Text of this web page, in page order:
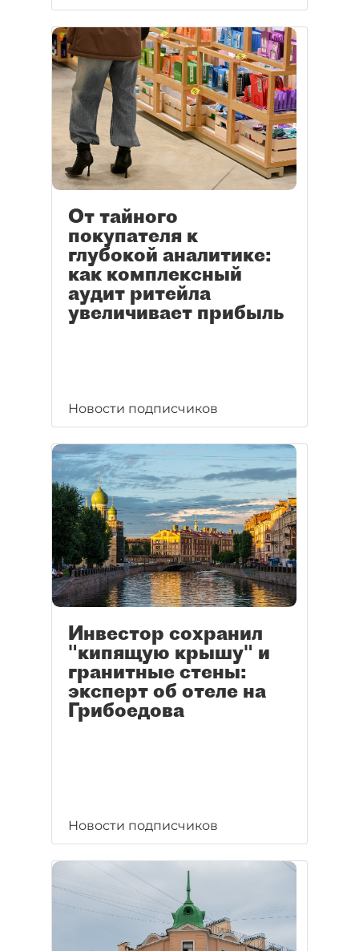
От тайного
покупателя к
глубокой аналитике:
как комплексный
аудит ритейла
увеличивает прибыль
Новости подписчиков
Инвестор сохранил
"кипящую крышу" и
гранитные стены:
эксперт об отеле на
Грибоедова
Новости подписчиков